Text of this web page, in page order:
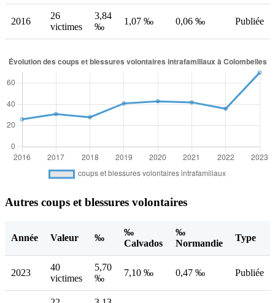
2016
26
victimes
3,84
‰
1,07 ‰ 0,06 ‰ Publiée
Autres coups et blessures volontaires
Année Valeur ‰
‰
Calvados
‰
Normandie
Type
2023
40
victimes
5,70
‰
7,10 ‰ 0,47 ‰ Publiée